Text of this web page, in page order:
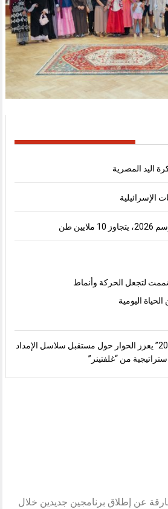
اليد المصرية
الإسرائيلية
طن
لتجعل الحركة وأنماط
اليومية
“منتدى الشارقة للاستثمار 2026” يعزز الحوار حول مستقبل سلاسل الإمداد
من “غلفتينر”
عن إطلاق برنامجين جديدين خلال